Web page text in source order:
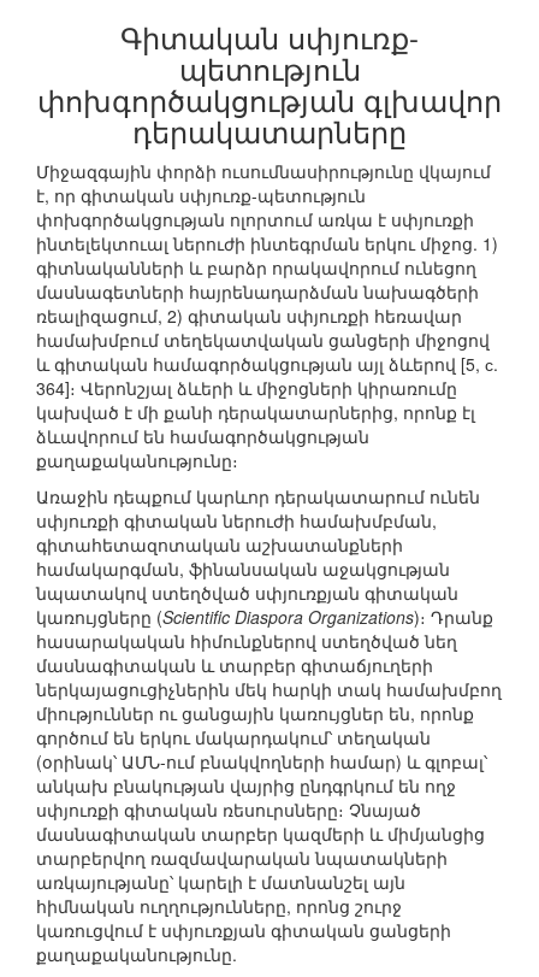
Գիտական սփյուռք-
պետություն
փոխգործակցության գլխավոր
դերակատարները
Միջազգային փորձի ուսումնասիրությունը վկայում
է, որ գիտական սփյուռք-պետություն
փոխգործակցության ոլորտում առկա է սփյուռքի
ինտելեկտուալ ներուժի ինտեգրման երկու միջոց. 1)
գիտնականների և բարձր որակավորում ունեցող
մասնագետների հայրենադարձման նախագծերի
ռեալիզացում, 2) գիտական սփյուռքի հեռավար
համախմբում տեղեկատվական ցանցերի միջոցով
և գիտական համագործակցության այլ ձևերով [5, с.
364]։ Վերոնշյալ ձևերի և միջոցների կիրառումը
կախված է մի քանի դերակատարներից, որոնք էլ
ձևավորում են համագործակցության
քաղաքականությունը։
Առաջին դեպքում կարևոր դերակատարում ունեն
սփյուռքի գիտական ներուժի համախմբման,
գիտահետազոտական աշխատանքների
համակարգման, ֆինանսական աջակցության
նպատակով ստեղծված սփյուռքյան գիտական
կառույցները (Scientific Diaspora Organizations)։ Դրանք
հասարակական հիմունքներով ստեղծված նեղ
մասնագիտական և տարբեր գիտաճյուղերի
ներկայացուցիչներին մեկ հարկի տակ համախմբող
միություններ ու ցանցային կառույցներ են, որոնք
գործում են երկու մակարդակում՝ տեղական
(օրինակ՝ ԱՄՆ-ում բնակվողների համար) և գլոբալ՝
անկախ բնակության վայրից ընդգրկում են ողջ
սփյուռքի գիտական ռեսուրսները։ Չնայած
մասնագիտական տարբեր կազմերի և միմյանցից
տարբերվող ռազմավարական նպատակների
առկայությանը՝ կարելի է մատնանշել այն
հիմնական ուղղությունները, որոնց շուրջ
կառուցվում է սփյուռքյան գիտական ցանցերի
քաղաքականությունը.